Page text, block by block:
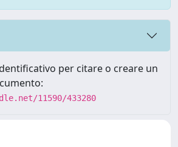
per citare o creare un
11590/433280